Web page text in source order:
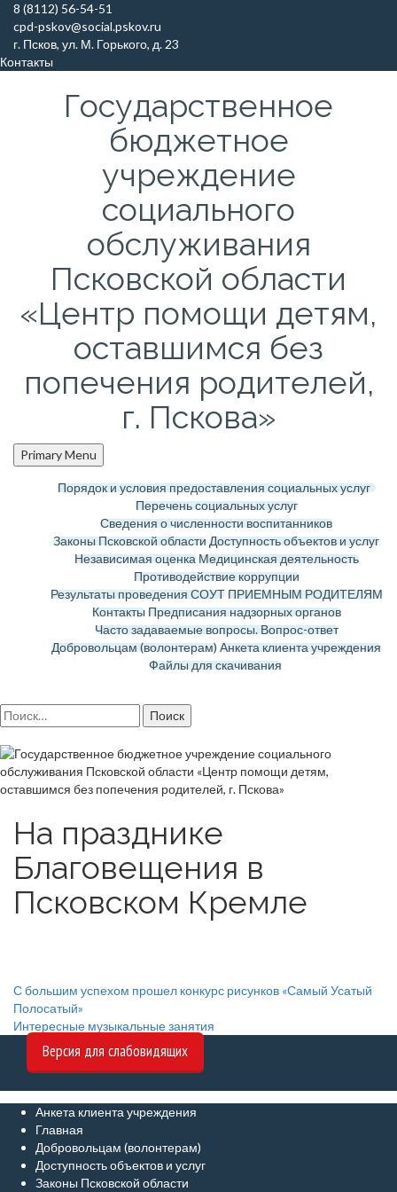
Skip
content
8 (8112) 56-54-51
cpd-pskov@social.pskov.ru
г. Псков, ул. М. Горького, д. 23
Контакты
Государственное
бюджетное
учреждение
социального
обслуживания
Псковской области
«Центр помощи детям,
оставшимся без
попечения родителей,
г. Пскова»
Primary Menu
Порядок и условия предоставления социальных услуг
Перечень социальных услуг
Сведения о численности воспитанников
Законы Псковской областиДоступность объектов и услуг
Независимая оценка Медицинская деятельность
Противодействие коррупции
Результаты проведения СОУТ ПРИЕМНЫМ РОДИТЕЛЯМ
Контакты Предписания надзорных органов
Часто задаваемые вопросы. Вопрос-ответ
Добровольцам (волонтерам)Анкета клиента учреждения
Файлы для скачивания
Найти:
На празднике
Благовещения в
Псковском Кремле
Навигация
по
записям
С большим успехом прошел конкурс рисунков «Самый Усатый
Полосатый»
Интересные музыкальные занятия
Версия для слабовидящих
Анкета клиента учреждения
Главная
Добровольцам (волонтерам)
Доступность объектов и услуг
Законы Псковской области